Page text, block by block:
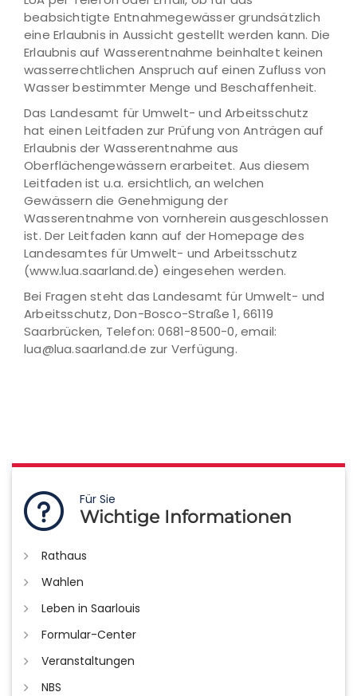
beabsichtigte Entnahmegewässer grundsätzlich
eine Erlaubnis in Aussicht gestellt werden kann. Die
Erlaubnis auf Wasserentnahme beinhaltet keinen
wasserrechtlichen Anspruch auf einen Zufluss von
Wasser bestimmter Menge und Beschaffenheit.
Das Landesamt für Umwelt- und Arbeitsschutz
hat einen Leitfaden zur Prüfung von Anträgen auf
Erlaubnis der Wasserentnahme aus
Oberflächengewässern erarbeitet. Aus diesem
Leitfaden ist u.a. ersichtlich, an welchen
Gewässern die Genehmigung der
Wasserentnahme von vornherein ausgeschlossen
ist. Der Leitfaden kann auf der Homepage des
Landesamtes für Umwelt- und Arbeitsschutz
(www.lua.saarland.de) eingesehen werden.
Bei Fragen steht das Landesamt für Umwelt- und
Arbeitsschutz, Don-Bosco-Straße 1, 66119
Saarbrücken, Telefon: 0681-8500-0, email:
lua@lua.saarland.de zur Verfügung.
Für Sie
Wichtige Informationen
Rathaus
Wahlen
Leben in Saarlouis
Formular-Center
Veranstaltungen
NBS